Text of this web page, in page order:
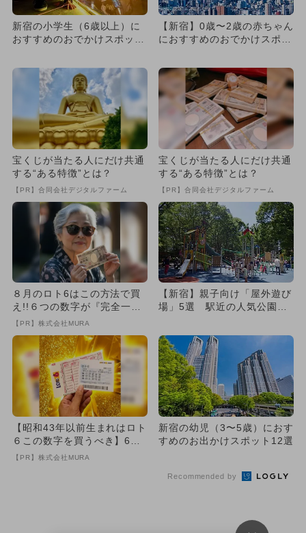
新宿の小学生（6歳以上）に
おすすめのおでかけスポット
【新宿】0歳〜2歳の赤ちゃん
におすすめのおでかけスポッ
宝くじが当たる人にだけ共通
する“ある特徴”とは？
【PR】合同会社デジタルファーム
宝くじが当たる人にだけ共通
する“ある特徴”とは？
【PR】合同会社デジタルファーム
８月のロト6はこの方法で買
え!!６つの数字が『完全一
致』する方法
【PR】株式会社MURA
【新宿】親子向け「屋外遊び
場」5選 駅近の人気公園＆
【昭和43年以前生まれはロト
６この数字を買うべき】6つ
の数字が「完全一致」する
【PR】株式会社MURA
新宿の幼児（3〜5歳）におす
すめのお出かけスポット12選
Recommended by